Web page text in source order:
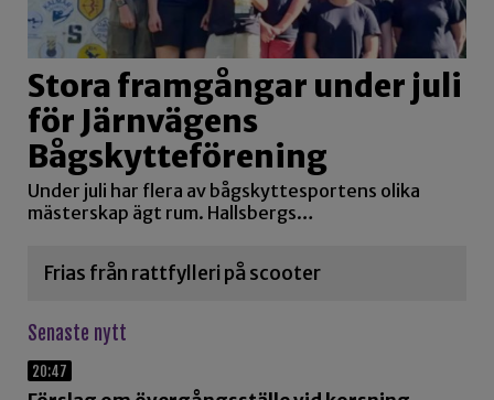
Stora framgångar under juli
för Järnvägens
Bågskytteförening
Under juli har flera av bågskyttesportens olika
mästerskap ägt rum. Hallsbergs…
Frias från rattfylleri på scooter
Senaste nytt
20:47